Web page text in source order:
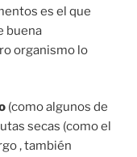
es el que
buena
organismo lo
(como algunos de
secas (como el
, también